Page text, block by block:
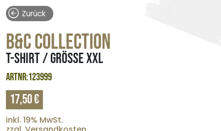
Zurück
B&C COLLECTION
T-SHIRT / GRÖSSE XXL
ARTNR:123999
17,50 €
inkl. 19% MwSt.